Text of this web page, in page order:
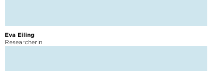
Eva Eiling
Researcherin